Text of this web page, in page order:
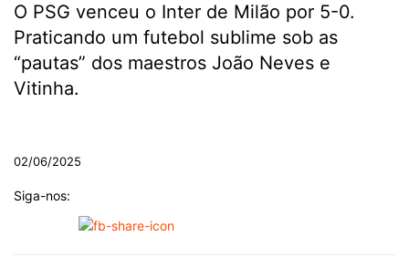
O PSG venceu o Inter de Milão por 5-0.
Praticando um futebol sublime sob as
“pautas” dos maestros João Neves e
Vitinha.
02/06/2025
Siga-nos: